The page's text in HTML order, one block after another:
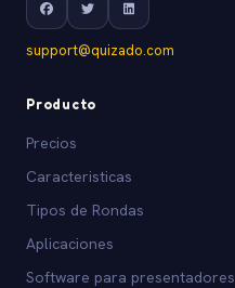
support@quizado.com
Producto
Precios
Caracteristicas
Tipos de Rondas
Aplicaciones
Software para presentadores